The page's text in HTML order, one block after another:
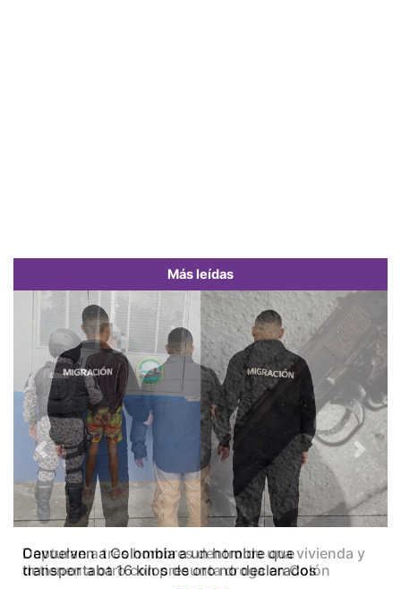
Más leídas
Capturan a tres hombres dentro de una vivienda y
detienen a otro con presunta droga en Colón
Previous Next